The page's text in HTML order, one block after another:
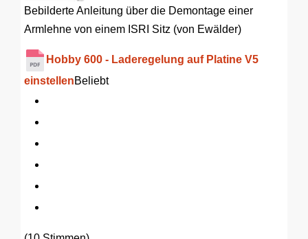
Bebilderte Anleitung über die Demontage einer
Armlehne von einem ISRI Sitz (von Ewälder)
Hobby 600 - Laderegelung auf Platine V5
einstellenBeliebt